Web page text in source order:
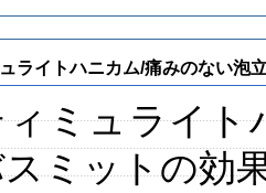
ライトハニカム/痛みのない泡
ミュライト
ミットの効